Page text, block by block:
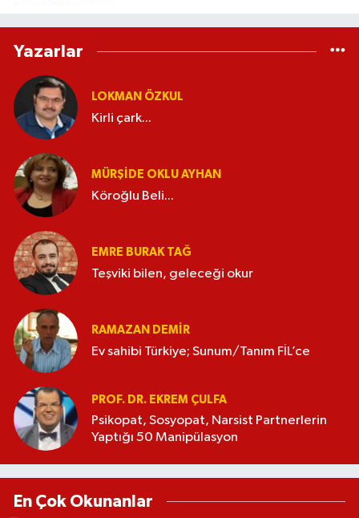
Yazarlar
LOKMAN ÖZKUL
Kirli çark...
MÜRŞIDE OKLU AYHAN
Köroğlu Beli...
EMRE BURAK TAĞ
Teşviki bilen, geleceği okur
RAMAZAN DEMİR
Ev sahibi Türkiye; Sunum/Tanım FİL’ce
PROF. DR. EKREM ÇULFA
Psikopat, Sosyopat, Narsist Partnerlerin
Yaptığı 50 Manipülasyon
En Çok Okunanlar